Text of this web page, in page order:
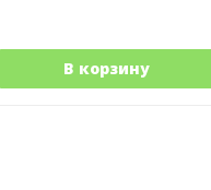
В корзину